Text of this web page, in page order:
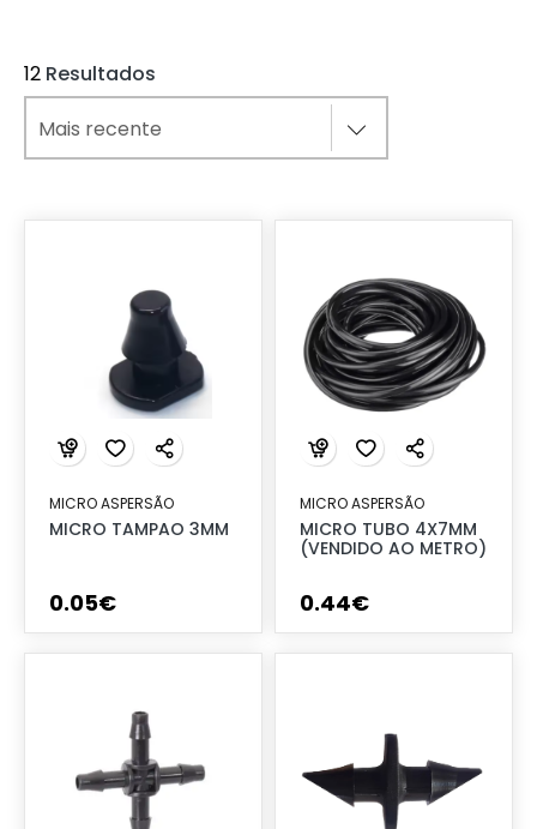
12 Resultados
MICRO ASPERSÃO
MICRO TAMPAO 3MM
0.05€
MICRO ASPERSÃO
MICRO TUBO 4X7MM
(VENDIDO AO METRO)
0.44€